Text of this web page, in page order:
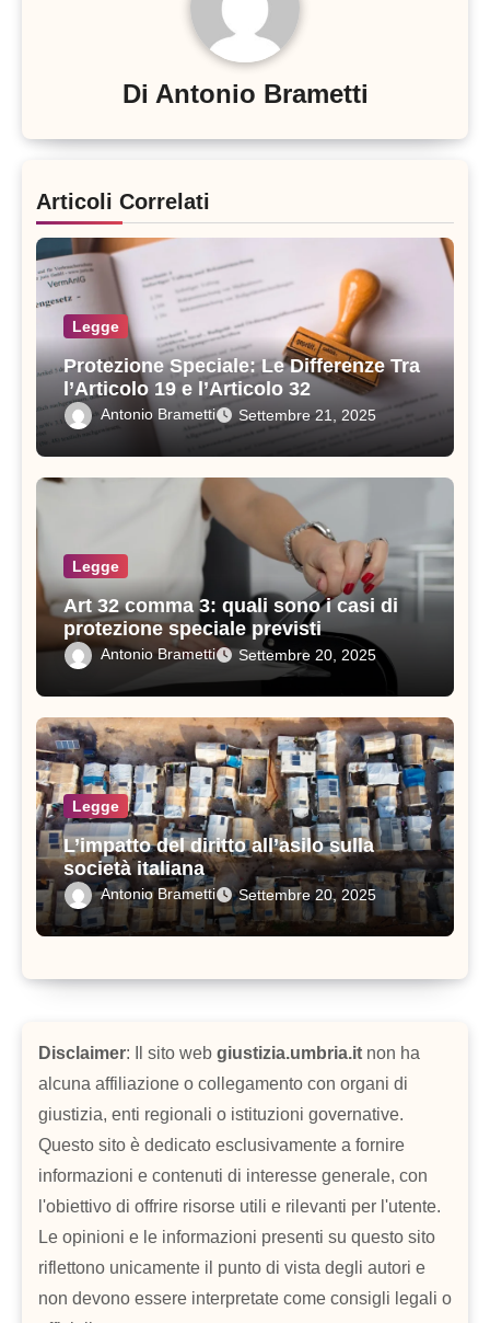
Di Antonio Brametti
Articoli Correlati
Legge
Protezione Speciale: Le Differenze Tra
l’Articolo 19 e l’Articolo 32
Antonio Brametti Settembre 21, 2025
Legge
Art 32 comma 3: quali sono i casi di
protezione speciale previsti
Antonio Brametti Settembre 20, 2025
Legge
L’impatto del diritto all’asilo sulla
società italiana
Antonio Brametti Settembre 20, 2025
Disclaimer: Il sito web giustizia.umbria.it non ha
alcuna affiliazione o collegamento con organi di
giustizia, enti regionali o istituzioni governative.
Questo sito è dedicato esclusivamente a fornire
informazioni e contenuti di interesse generale, con
l'obiettivo di offrire risorse utili e rilevanti per l'utente.
Le opinioni e le informazioni presenti su questo sito
riflettono unicamente il punto di vista degli autori e
non devono essere interpretate come consigli legali o